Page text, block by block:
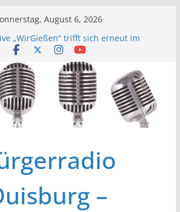
August 6, 2026
„WirGießen“ trifft sich erneut im
Bürgerfunk – Anonyme Alkoholiker
vor – Bürgerfunkgruppen im
Duisburg
Vorstands- und
am 19.03.
„Wir Gießen“ Trifft sich zur
–